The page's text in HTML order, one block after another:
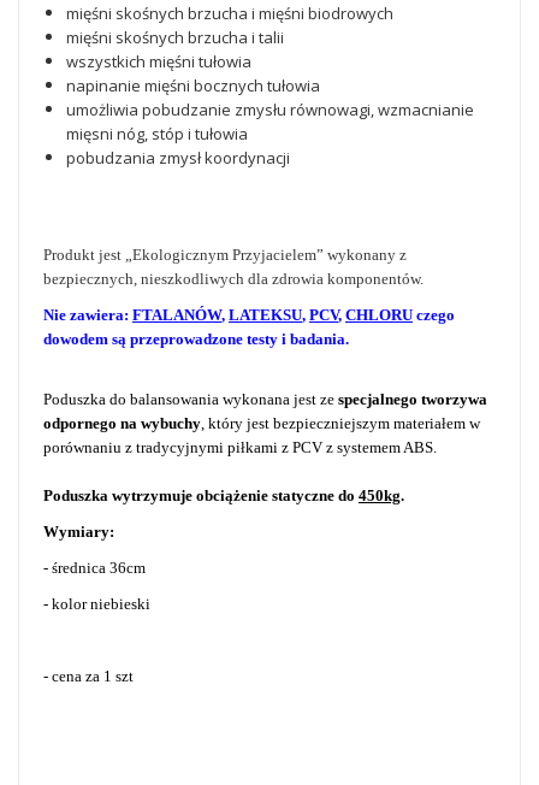
mięśni skośnych brzucha i mięśni biodrowych
mięśni skośnych brzucha i talii
wszystkich mięśni tułowia
napinanie mięśni bocznych tułowia
umożliwia pobudzanie zmysłu równowagi, wzmacnianie
mięsni nóg, stóp i tułowia
pobudzania zmysł koordynacji
Produkt jest „Ekologicznym Przyjacielem” wykonany z
bezpiecznych, nieszkodliwych dla zdrowia komponentów.
Nie zawiera: FTALANÓW, LATEKSU, PCV, CHLORU czego
dowodem są przeprowadzone testy i badania.
Poduszka do balansowania wykonana jest ze specjalnego tworzywa
odpornego na wybuchy , który jest bezpieczniejszym materiałem w
porównaniu z tradycyjnymi piłkami z PCV z systemem ABS.
Poduszka wytrzymuje obciążenie statyczne do 450kg.
Wymiary:
- średnica 36cm
- kolor niebieski
- cena za 1 szt